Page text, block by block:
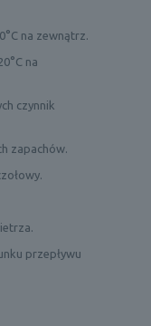
na zewnątrz.
na
czynnik
zapachów.
przepływu